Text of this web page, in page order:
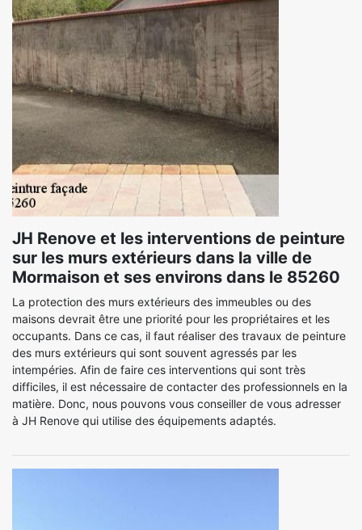
JH Renove et les interventions de peinture
sur les murs extérieurs dans la ville de
Mormaison et ses environs dans le 85260
La protection des murs extérieurs des immeubles ou des
maisons devrait être une priorité pour les propriétaires et les
occupants. Dans ce cas, il faut réaliser des travaux de peinture
des murs extérieurs qui sont souvent agressés par les
intempéries. Afin de faire ces interventions qui sont très
difficiles, il est nécessaire de contacter des professionnels en la
matière. Donc, nous pouvons vous conseiller de vous adresser
à JH Renove qui utilise des équipements adaptés.